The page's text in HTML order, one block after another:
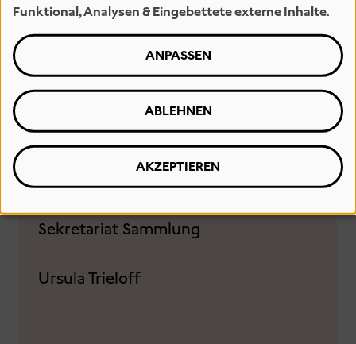
Wissenschaftliche
Sekretariat Sammlung
Ursula Trieloff
Funktional, Analysen & Eingebettete externe Inhalte.
ANPASSEN
ABLEHNEN
AKZEPTIEREN